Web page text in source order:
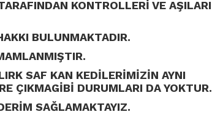
KONTROLLERİ VE AŞILARI
BULUNMAKTADIR.
SAF KAN KEDİLERİMİZİN AYNI
ÇIKMAGİBİ DURUMLARI DA YOKTUR.
SAĞLAMAKTAYIZ.